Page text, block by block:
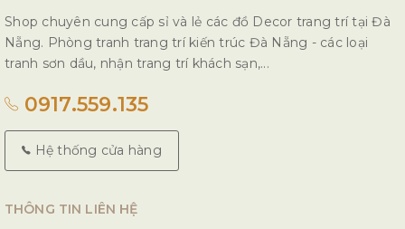
Shop chuyên cung cấp sỉ và lẻ các đồ Decor trang trí tại Đà
Nẵng. Phòng tranh trang trí kiến trúc Đà Nẵng - các loại
tranh sơn dầu, nhận trang trí khách sạn,...
0917.559.135
Hệ thống cửa hàng
THÔNG TIN LIÊN HỆ